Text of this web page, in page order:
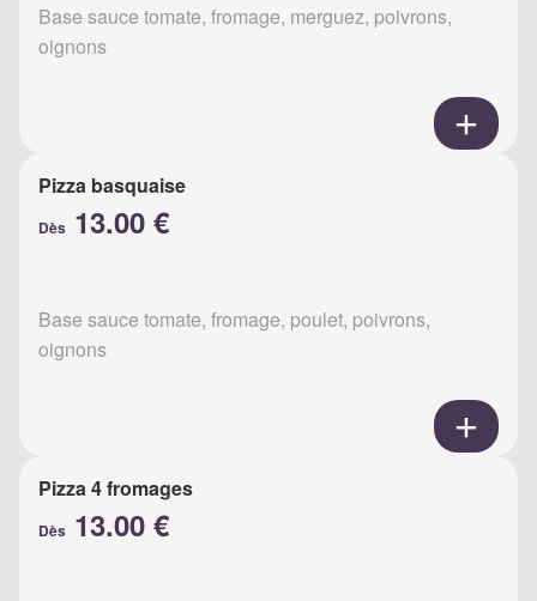
Base sauce tomate, fromage, merguez, poivrons,
oignons
Pizza basquaise
Dès 13.00 €
Base sauce tomate, fromage, poulet, poivrons,
oignons
Pizza 4 fromages
Dès 13.00 €